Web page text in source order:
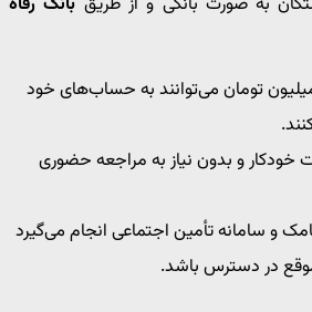
بالای ۲۰ میلیون تومان می‌توانند به حساب‌های خود
خودکار و بدون نیاز به مراجعه حضوری
و سامانه تأمین اجتماعی انجام می‌گیرد
در دسترس باشد.